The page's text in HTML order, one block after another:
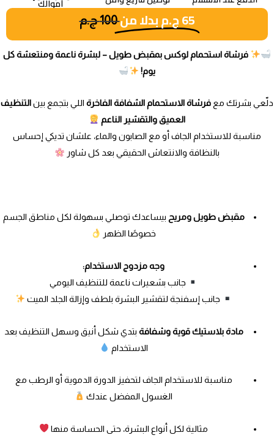
أموالك
65ج.مبدلا من100ج.م
فرشاة استحمام لوكس بمقبض طويل – لبشرة ناعمة ومنتعشة كل
يوم!
دلّعي بشرتك مع فرشاة الاستحمام الشفافة الفاخرة اللي بتجمع بينالتنظيف
العميق والتقشير الناعم
مناسبة للاستخدام الجاف أو مع الصابون والماء، علشان تديكي إحساس
بالنظافة والانتعاش الحقيقي بعد كل شاور
مقبض طويل ومريح بيساعدك توصلي بسهولة لكل مناطق الجسم
خصوصًا الظهر
وجه مزدوج الاستخدام:
جانب بشعيرات ناعمة للتنظيف اليومي
جانب إسفنجة لتقشير البشرة بلطف وإزالة الجلد الميت
مادة بلاستيك قوية وشفافة بتدي شكل أنيق وسهل التنظيف بعد
الاستخدام
مناسبة للاستخدام الجاف لتحفيز الدورة الدموية أو الرطب مع
الغسول المفضل عندك
مثالية لكل أنواع البشرة، حتى الحساسة منها